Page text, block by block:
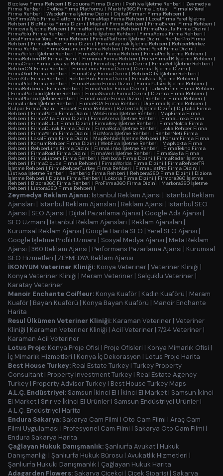
Bizclave Firma Rehberi | Bizquora Firma Dizini | Profilya İşletme Rehberi | Zeymedya
Firma Rehberi | Profica Firma Platformu | Markify360 Firma Listesi | Firmalio Yerel
Firma Rehberi | WebdeFirma İşletme Dizini | DijitalFirman Firma Rehberi |
ProFirmaWeb Firma Platformu | FirmaMap Firma Rehberi | LocalFirma Yerel İşletme
Rehberi | BizMarka Firma Dizini | Maplafi Firma Rehberi | FirmaEvreni Firma Rehberi |
Firmovia İşletme Rehberi | FirmaHaritam Firma Rehberi | FirmaPusula Firma Dizini |
FirmaYolu Firma Rehberi | FirmaListe İşletme Rehberi | FirmaAdres Firma Rehberi |
LocalFirmalar Yerel Firma Rehberi | FirmaPlatform İşletme Dizini | RehberPro Firma
Rehberi | FirmaMerkez Firma Dizini | FirmaKaynak İşletme Rehberi | RehberMerkez
Firma Rehberi | FirmaKonumum Firma Rehberi | FirmaSemt Yerel Firma Dizini |
FirmaYerleri İşletme Rehberi | FirmaSehir Firma Rehberi | FirmaPro İşletme Rehberi |
FirmaRehberiTR Firma Dizini | Firmoria Firma Rehberi | EniyiFirmaTR İşletme Rehberi |
FirmaOneri Firma Tavsiye Rehberi | FirmaLog Firma Dizini |FirmaSet İşletme Rehberi |
RehberON Firma Rehberi | FirmaLens Firma Dizini | Dizinist İşletme Dizini |
FirmaGrid Firma Rehberi | FirmaCity Firma Dizini | RehberCity İşletme Rehberi |
DizinSite Firma Rehberi | RehberHub Firma Dizini | FirmaNest İşletme Rehberi |
FirmaPilot Firma Rehberi | FirmaBaseo Firma Dizini | FirmaPulseo İşletme Rehberi |
FirmaRehberist Firma Rehberi | FirmaPorter Firma Dizini | TurkeyFirms Firma Rehberi
| FirmaPortalio İşletme Rehberi | FirmaSearch Firma Dizini | Dizinra Firma Rehberi |
FirmaPlaneo İşletme Rehberi | FirmaLocate Firma Dizini | Rehberis Firma Rehberi |
FirmaLinker İşletme Rehberi | FirmaROA Firma Rehberi | DijiFirma İşletme Rehberi |
Bulpar Firma Dizini | Rebset Firma Rehberi | BizLenta İşletme Dizini | Dijitalio Firma
Rehberi | FirmaPorta Firma Dizini | WebFirmio İşletme Rehberi | MapFirma Firma
Rehberi | FirmaVita Firma Dizini | FirmaArena İşletme Rehberi | FirmaLinka Firma
Rehberi | FirmaBulut Firma Dizini | FirmaKey İşletme Rehberi | FirmaNokta Firma
Rehberi | FirmaDurak Firma Dizini | FirmaRota İşletme Rehberi | LokalRehber Firma
Rehberi | FirmaYerim Firma Dizini | BizMora İşletme Rehberi | RehberNeti Firma
Rehberi | LokalFirma Firma Dizini | MapRehber İşletme Rehberi | KonumFirma Firma
Rehberi | KonumRehber Firma Dizini | WebFira İşletme Rehberi | MapNokta Firma
Rehberi | RehberLine Firma Dizini | FirmaLinko İşletme Rehberi | FirmaTekno Firma
Rehberi | FirmaRoid Firma Dizini | FirmaVeri İşletme Rehberi | FirmaSayfa Firma
Rehberi | FirmaListem Firma Rehberi | Rehbora Firma Dizini | FirmaRadar İşletme
Rehberi | FirmaClouds Firma Rehberi | FirmaWorlds Firma Dizini | FirmaRehberTR
İşletme Rehberi | FirmaRehberTurkey Firma Rehberi | FirmaListPro Firma Dizini |
Listivoa İşletme Rehberi | Rehberio Firma Rehberi | Rehbera360 Firma Dizini | Diziora
İşletme Rehberi | Dizivia Firma Rehberi | Lokoria Firma Dizini | Firmora360 İşletme
Rehberi | Bizora360 Firma Rehberi | ProFirma360 Firma Dizini | Markora360 İşletme
Rehberi | Listora360 Firma Rehberi |
Zeymedya Reklam Ajansı: İstanbul Reklam Ajansı | İstanbul Reklam
Ajansları | İstanbul Reklam Ajansları | Reklam Ajansı | İstanbul SEO
Ajansı | SEO Ajansı | Dijital Pazarlama Ajansı | Google Ads Ajansı |
SEO Uzmanı | İstanbul Reklam Ajansları | Reklam Ajansları |
Kurumsal Reklam Ajansı | Google Harita SEO | Yerel SEO Ajansı |
Google İşletme Profili Uzmanı | Sosyal Medya Ajansı | Meta Reklam
Ajansı | 360 Reklam Ajansı | Performans Pazarlama Ajansı | Kurumsal
SEO Hizmetleri | ZEYMEDYA Reklam Ajansı
İKONYUM Veteriner Kliniği: Konya Veteriner | Veteriner Kliniği |
Konya Veteriner Kliniği | Meram Veteriner | Selçuklu Veteriner |
Karatay Veteriner
Manoir Enchante Coiffeur: Konya Kuaför | Kadın Kuaförü | Meram
Kuaför | Bayan Kuaförü | Konya Bayan Kuaförü | Manoir Enchante
Harita
Resul Ülkümen Veteriner Kliniği: Karaman Veteriner | Veteriner
Kliniği | Karaman Veteriner Kliniği | Acil Veteriner | 7/24 Veteriner |
Karaman Acil Veteriner
Lotus Proje: Konya Proje Ofisi | Proje Ofisleri | Konya Mimarlık Ofisi |
İç Mimarlık Hizmetleri | Konya İç Dekorasyon | Lotus Proje Harita
Best House Turkey: Real Estate Turkey | Turkey Property
Consultant | Property Investment Turkey | Real Estate Agency
Turkey | Property Advisor Turkey | Best House Turkey Maps
A.L.Ç. Endüstriyel: Samsun İkinci El | İkinci El Market | Samsun İkinci
El Market | Sıfır ve İkinci El Ürünler | Samsun Endüstriyel Ürünler |
A.L.Ç. Endüstriyel Harita
Endura Sakarya: Sakarya Cam Filmi | Oto Cam Filmi | Araç Cam
Filmi Uygulaması | Profesyonel Cam Filmi | Sakarya Oto Cam Filmi |
Endura Sakarya Harita
Çağlayan Hukuk Danışmanlık:Şanlıurfa Avukat | Hukuk
Danışmanlığı | Şanlıurfa Hukuk Bürosu | Avukatlık Hizmetleri |
Şanlıurfa Hukuki Danışmanlık | Çağlayan Hukuk Harita
Adagarden Flowers: Sakarya Çiçekçi | Çiçek Siparişi | Sakarya